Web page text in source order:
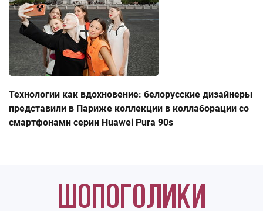
Технологии как вдохновение: белорусские дизайнеры
представили в Париже коллекции в коллаборации со
смартфонами серии Huawei Pura 90s